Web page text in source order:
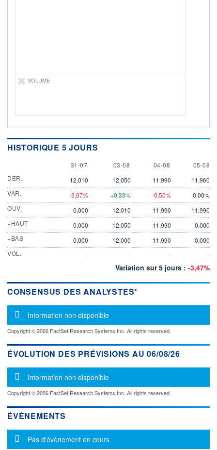
VOLUME
HISTORIQUE 5 JOURS
31 JULY
31-07 3 AUGUST
03-08 4 AUGUST
04-08 5
05-08
DER.
12,010 12,050 11,990
11,960
VAR.
-3,07% +0,33% -0,50%
0,00%
OUV.
0,000 12,010 11,990
11,990
+HAUT
0,000 12,050 11,990
0,000
+BAS
0,000 12,000 11,990
0,000
VOL.
- - - -
Variation sur 5 jours : -3,47%
CONSENSUS DES ANALYSTES*
Message d'information
Information non disponible
Copyright © 2026 FactSet Research Systems Inc. All rights reserved.
ÉVOLUTION DES PRÉVISIONS AU 06/08/26
Message d'information
Information non disponible
Copyright © 2026 FactSet Research Systems Inc. All rights reserved.
ÉVÈNEMENTS
Message d'information
Pas d'évènement en cours